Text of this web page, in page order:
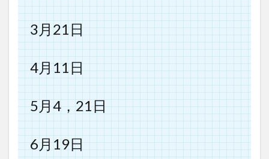
3月21日
4月11日
5月4，21日
6月19日